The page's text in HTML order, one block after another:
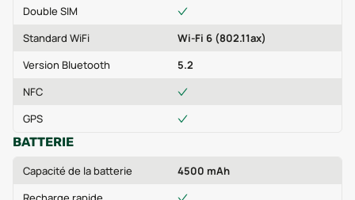
Double SIM
Standard WiFi
Wi-Fi 6 (802.11ax)
Version Bluetooth
5.2
NFC
GPS
BATTERIE
Capacité de la batterie
4500 mAh